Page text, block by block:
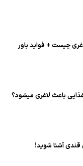
لاغری چیست + فواید باور
باعث لاغری میشود؟
قندی آشنا شوید!